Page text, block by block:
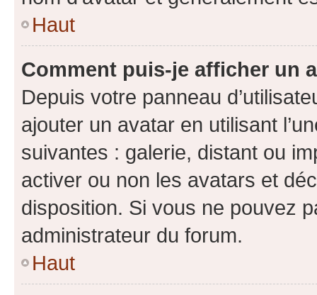
Haut
Comment puis-je afficher un
Depuis votre panneau
ajouter un avatar en utilisant
suivantes : galerie, distant ou
activer ou non les avatars et
disposition. Si vous ne pouvez
administrateur du forum.
Haut